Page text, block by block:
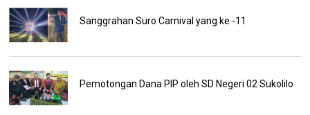
Sanggrahan Suro Carnival yang ke -11
Pemotongan Dana PIP oleh SD Negeri 02 Sukolilo